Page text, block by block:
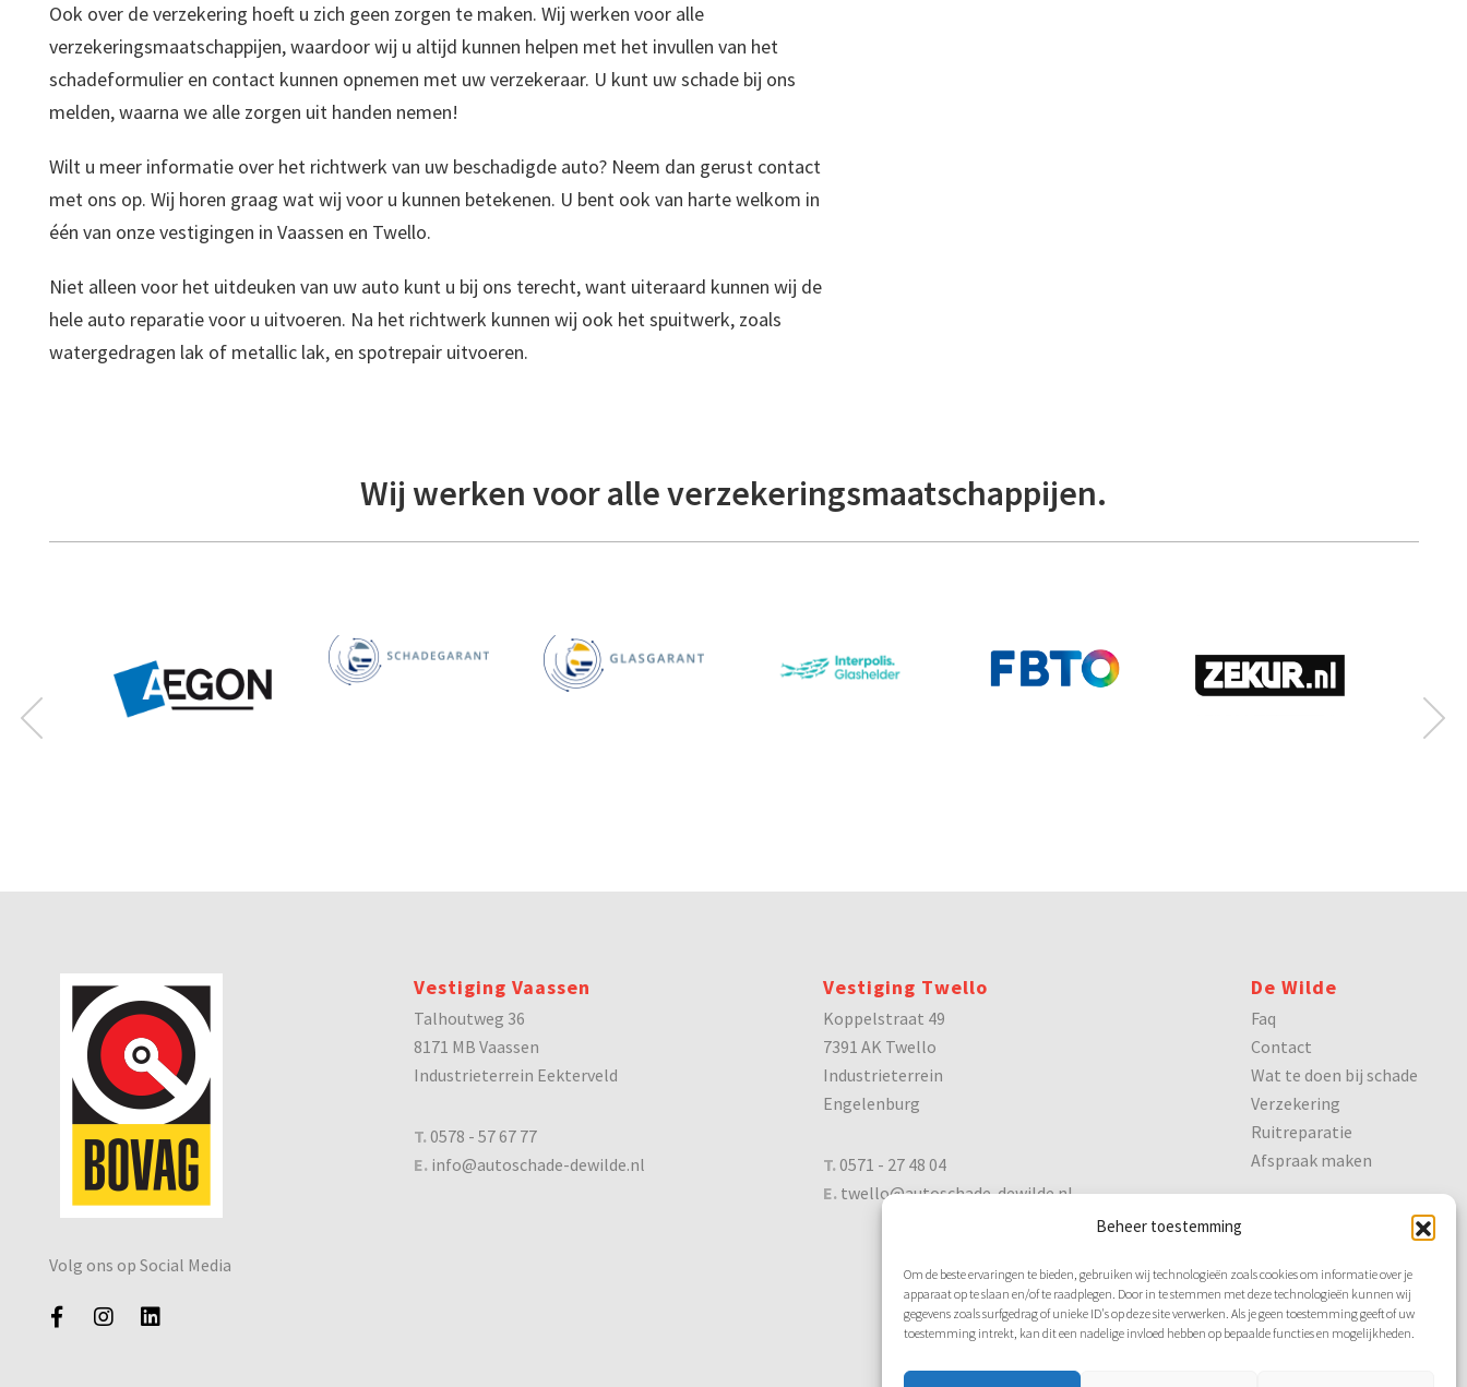
Beheer toestemming
Om de beste ervaringen te bieden, gebruiken wij technologieën zoals cookies om informatie over je
apparaat op te slaan en/of te raadplegen. Door in te stemmen met deze technologieën kunnen wij
gegevens zoals surfgedrag of unieke ID's op deze site verwerken. Als je geen toestemming geeft of uw
toestemming intrekt, kan dit een nadelige invloed hebben op bepaalde functies en mogelijkheden.
Ook over de verzekering hoeft u zich geen zorgen te maken. Wij werken voor alle
verzekeringsmaatschappijen, waardoor wij u altijd kunnen helpen met het invullen van het
schadeformulier en contact kunnen opnemen met uw verzekeraar. U kunt uw schade bij ons
melden, waarna we alle zorgen uit handen nemen!
Wilt u meer informatie over het richtwerk van uw beschadigde auto? Neem dan gerust contact
met ons op. Wij horen graag wat wij voor u kunnen betekenen. U bent ook van harte welkom in
één van onze vestigingen in Vaassen en Twello.
Niet alleen voor het uitdeuken van uw auto kunt u bij ons terecht, want uiteraard kunnen wij de
hele auto reparatie voor u uitvoeren. Na het richtwerk kunnen wij ook het spuitwerk, zoals
watergedragen lak of metallic lak, en spotrepair uitvoeren.
Wij werken voor alle verzekeringsmaatschappijen.
Volg ons op Social Media
Vestiging Vaassen
Talhoutweg 36
8171 MB Vaassen
Industrieterrein Eekterveld
T. 0578 - 57 67 77
E. info@autoschade-dewilde.nl
Vestiging Twello
Koppelstraat 49
7391 AK Twello
Industrieterrein
Engelenburg
T. 0571 - 27 48 04
E. twello@autoschade-dewilde.nl
De Wilde
Faq
Contact
Wat te doen bij schade
Verzekering
Ruitreparatie
Afspraak maken